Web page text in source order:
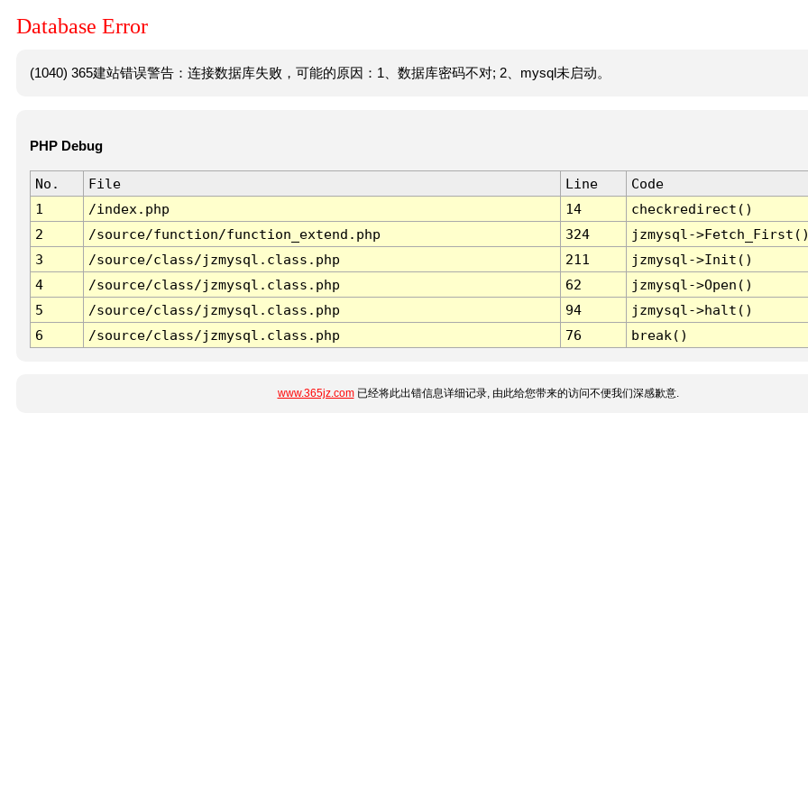
Database Error
(1040) 365建站错误警告：连接数据库失败，可能的原因：1、数据库密码不对; 2、mysql未启动。
PHP Debug
No. File Line
Code
1
/index.php 14
checkredirect()
2
/source/function/function_extend.php 324
jzmysql-
3
/source/class/jzmysql.class.php 211
jzmysql->Init()
4
/source/class/jzmysql.class.php 62
jzmysql->Open()
5
/source/class/jzmysql.class.php 94
jzmysql->halt()
6
/source/class/jzmysql.class.php 76 break()
www.365jz.com已经将此出错信息详细记录, 由此给您带来的访问不便我们深感歉意.